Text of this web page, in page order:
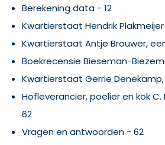
Berekening data - 12
Kwartierstaat Hendrik Plakmeijer
Kwartierstaat Antje Brouwer,
Boekrecensie Bieseman-
Kwartierstaat Gerrie
Hofleverancier, poelier en kok
62
Vragen en antwoorden - 62